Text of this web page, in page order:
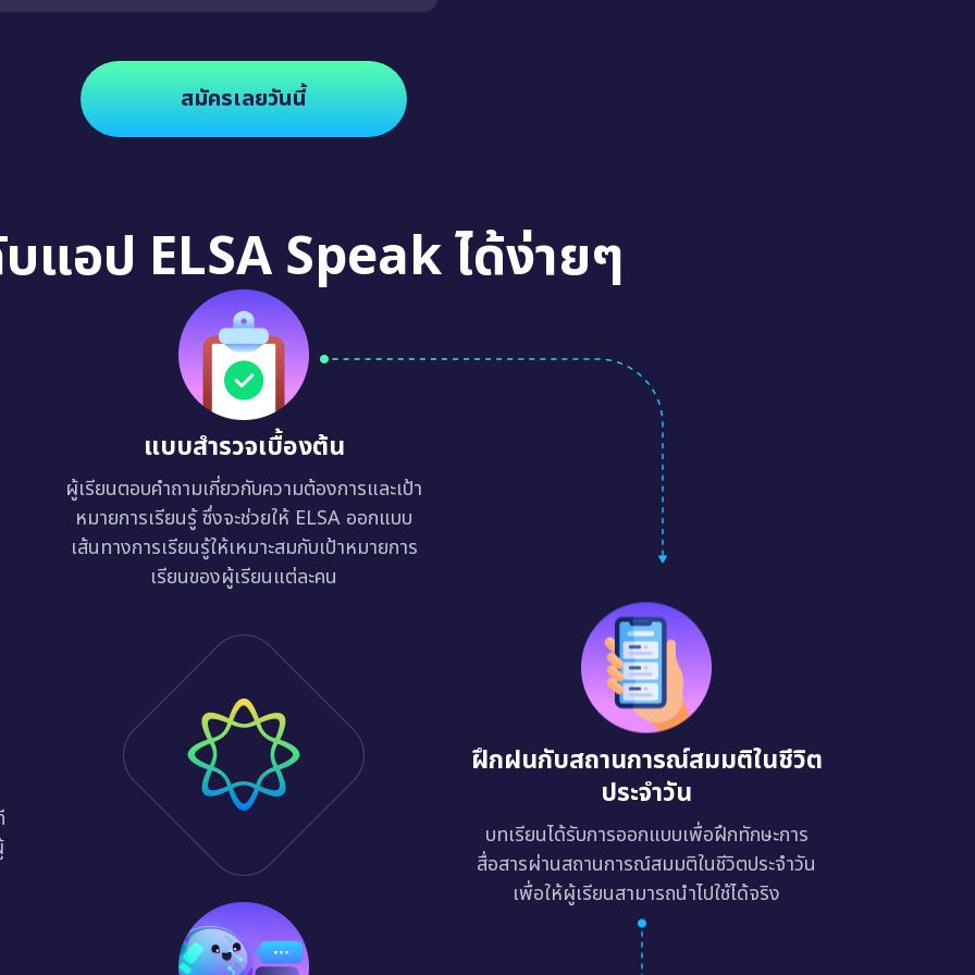
สมัครเลยวันนี้
แอป ELSA Speak ได้ง่ายๆ
แบบสำรวจเบื้องต้น
ผู้เรียนตอบคำถามเกี่ยวกับความต้องการและเป้า
หมายการเรียนรู้ ซึ่งจะช่วยให้ ELSA ออกแบบ
เส้นทางการเรียนรู้ให้เหมาะสมกับเป้าหมายการ
เรียนของผู้เรียนแต่ละคน
ฝึกฝนกับสถานการณ์สมมติในชีวิต
ประจำวัน
บทเรียนได้รับการออกแบบเพื่อฝึกทักษะการ
สื่อสารผ่านสถานการณ์สมมติในชีวิตประจำวัน
เพื่อให้ผู้เรียนสามารถนำไปใช้ได้จริง